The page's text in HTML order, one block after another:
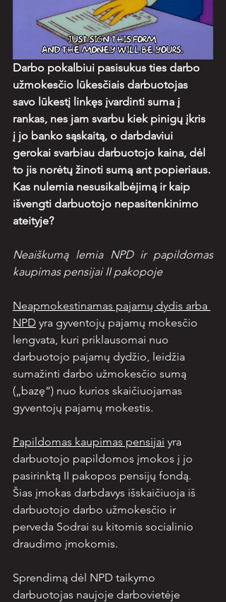
Darbo pokalbiui pasisukus ties darbo
užmokesčio lūkesčiais darbuotojas
savo lūkestį linkęs įvardinti suma į
rankas, nes jam svarbu kiek pinigų įkris
į jo banko sąskaitą, o darbdaviui
gerokai svarbiau darbuotojo kaina, dėl
to jis norėtų žinoti sumą ant popieriaus.
Kas nulemia nesusikalbėjimą ir kaip
išvengti darbuotojo nepasitenkinimo
ateityje?
Neaiškumą lemia NPD ir papildomas
kaupimas pensijai II pakopoje
Neapmokestinamas pajamų dydis arba
NPD yra gyventojų pajamų mokesčio
lengvata, kuri priklausomai nuo
darbuotojo pajamų dydžio, leidžia
sumažinti darbo užmokesčio sumą
(„bazę“) nuo kurios skaičiuojamas
gyventojų pajamų mokestis.
Papildomas kaupimas pensijai yra
darbuotojo papildomos įmokos į jo
pasirinktą II pakopos pensijų fondą.
Šias įmokas darbdavys išskaičiuoja iš
darbuotojo darbo užmokesčio ir
perveda Sodrai su kitomis socialinio
draudimo įmokomis.
Sprendimą dėl NPD taikymo
darbuotojas naujoje darbovietėje